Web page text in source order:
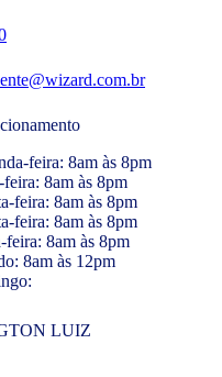
feira: 8am às 8pm
feira: 8am às 8pm
feira: 8am às 8pm
feira: 8am às 8pm
feira: 8am às 8pm
8am às 12pm
LUIZ